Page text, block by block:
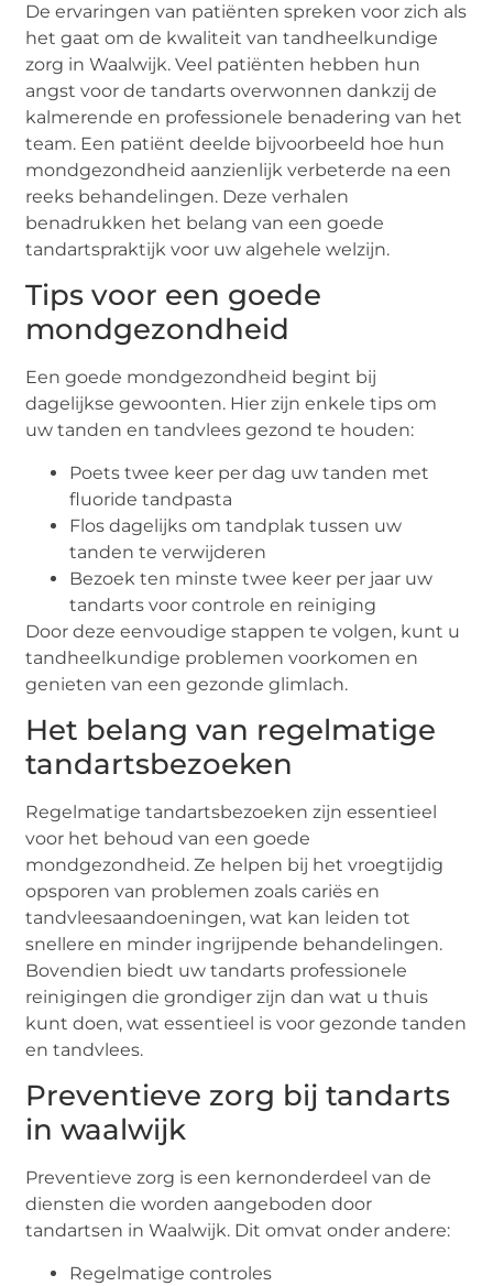
De ervaringen van patiënten spreken voor zich als
het gaat om de kwaliteit van tandheelkundige
zorg in Waalwijk. Veel patiënten hebben hun
angst voor de tandarts overwonnen dankzij de
kalmerende en professionele benadering van het
team. Een patiënt deelde bijvoorbeeld hoe hun
mondgezondheid aanzienlijk verbeterde na een
reeks behandelingen. Deze verhalen
benadrukken het belang van een goede
tandartspraktijk voor uw algehele welzijn.
Tips voor een goede
mondgezondheid
Een goede mondgezondheid begint bij
dagelijkse gewoonten. Hier zijn enkele tips om
uw tanden en tandvlees gezond te houden:
Poets twee keer per dag uw tanden met
fluoride tandpasta
Flos dagelijks om tandplak tussen uw
tanden te verwijderen
Bezoek ten minste twee keer per jaar uw
tandarts voor controle en reiniging
Door deze eenvoudige stappen te volgen, kunt u
tandheelkundige problemen voorkomen en
genieten van een gezonde glimlach.
Het belang van regelmatige
tandartsbezoeken
Regelmatige tandartsbezoeken zijn essentieel
voor het behoud van een goede
mondgezondheid. Ze helpen bij het vroegtijdig
opsporen van problemen zoals cariës en
tandvleesaandoeningen, wat kan leiden tot
snellere en minder ingrijpende behandelingen.
Bovendien biedt uw tandarts professionele
reinigingen die grondiger zijn dan wat u thuis
kunt doen, wat essentieel is voor gezonde tanden
en tandvlees.
Preventieve zorg bij tandarts
in waalwijk
Preventieve zorg is een kernonderdeel van de
diensten die worden aangeboden door
tandartsen in Waalwijk. Dit omvat onder andere:
Regelmatige controles